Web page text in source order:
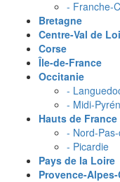
- Franche-
Bretagne
Centre-Val de
Corse
Île-de-France
Occitanie
-
- Midi-
Hauts de France
- Nord-
- Picardie
Pays de la Loire
Provence-